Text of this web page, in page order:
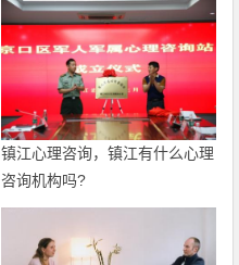
镇江心理咨询，镇江有什么心理
咨询机构吗?